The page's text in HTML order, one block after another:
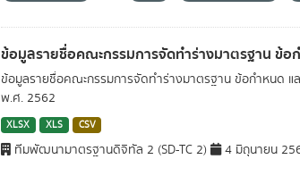
ข้อมูลรายชื่อคณะกรรมการจัดทำร่างมาตรฐาน ข้
ข้อมูลรายชื่อคณะกรรมการจัดทำร่างมาตรฐาน ข้อกำหนด แ
พ.ศ. 2562
XLSX XLS CSV
ทีมพัฒนามาตรฐานดิจิทัล 2 (SD-TC 2) 4 มิถุนายน